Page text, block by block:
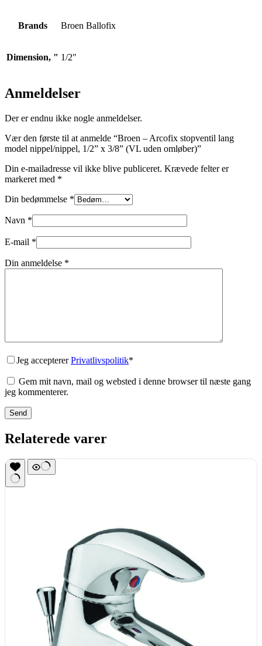
Brands Broen Ballofix
Dimension, " 1/2"
Anmeldelser
Der er endnu ikke nogle anmeldelser.
Vær den første til at anmelde “Broen – Arcofix stopventil lang
model nippel/nippel, 1/2” x 3/8” (VL uden omløber)”
Din e-mailadresse vil ikke blive publiceret. Krævede felter er
markeret med *
Din bedømmelse *
Navn *
E-mail *
Din anmeldelse *
Jeg acceptererPrivatlivspolitik*
Gem mit navn, mail og websted i denne browser til næste gang
jeg kommenterer.
Send
Relaterede varer